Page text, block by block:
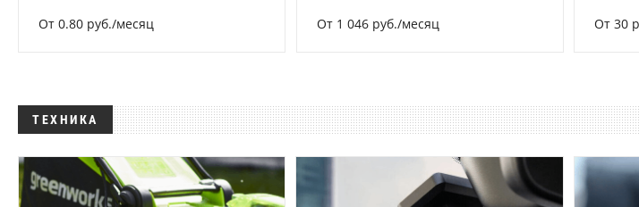
От 0.80 руб./месяц От 1 046 руб./месяц От 30
ТЕХНИКА